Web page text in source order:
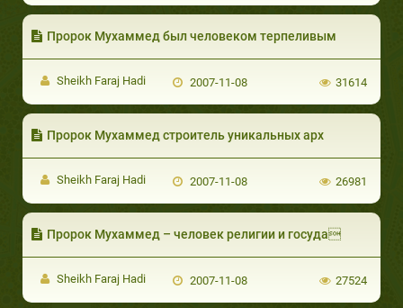
Пророк Мухаммед был человеком терпеливым
Sheikh Faraj Hadi 2007-11-08 31614
Пророк Мухаммед строитель уникальных арх
Sheikh Faraj Hadi 2007-11-08 26981
Пророк Мухаммед – человек религии и госуда
Sheikh Faraj Hadi 2007-11-08 27524